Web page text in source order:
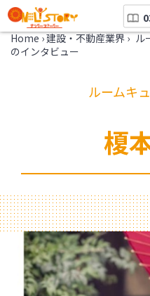
Home ›建設・不動産業界 › ル
のインタビュー
ルームキ
榎